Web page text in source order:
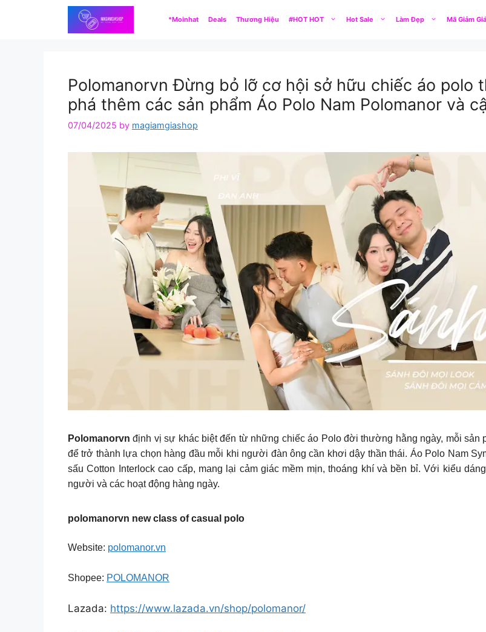
*Moinhat Deals Thương Hiệu #HOT HOT Hot Sale Làm Đẹp Mã Giảm Giá
Polomanorvn Đừng bỏ lỡ cơ hội sở hữu chiếc áo polo
phá thêm các sản phẩm Áo Polo Nam Polomanor và
07/04/2025 by magiamgiashop
Polomanorvn định vị sự khác biệt đến từ những chiếc áo Polo đời thường hằng ngày, mỗi sản
để trở thành lựa chọn hàng đầu mỗi khi người đàn ông cần khơi dậy thần thái. Áo Polo Nam
sấu Cotton Interlock cao cấp, mang lại cảm giác mềm mịn, thoáng khí và bền bỉ. Với kiểu
người và các hoạt động hàng ngày.
polomanorvn new class of casual polo
Website: polomanor.vn
Shopee: POLOMANOR
Lazada: https://www.lazada.vn/shop/polomanor/